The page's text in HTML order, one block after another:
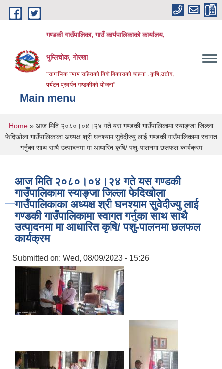
Skip to main content
गण्डकी गाउँपालिका, गाउँ कार्यपालिकाको कार्यालय,
भुम्लिचोक, गोरखा
"सामाजिक न्याय सहितको दिगो विकासको चाहना : कृषि,उद्योग,
पर्यटन प्रवर्धन गण्डकीको योजना"
Main menu
You are here
Home » आज मिति २०८०।०४।२४ गते यस गण्डकी गाउँपालिकामा स्याङ्जा जिल्ला
फेदिखोला गाउँपालिकाका अध्यक्ष श्री घनश्याम सुवेदीज्यु लाई गण्डकी गाउँपालिकामा स्वागत
गर्नुका साथ साथै उत्पादनमा मा आधारित कृषि/ पशु-पालनमा छलफल कार्यक्रम
आज मिति २०८०।०४।२४ गते यस गण्डकी
गाउँपालिकामा स्याङ्जा जिल्ला फेदिखोला
गाउँपालिकाका अध्यक्ष श्री घनश्याम सुवेदीज्यु लाई
गण्डकी गाउँपालिकामा स्वागत गर्नुका साथ साथै
उत्पादनमा मा आधारित कृषि/ पशु-पालनमा छलफल
कार्यक्रम
Submitted on: Wed, 08/09/2023 - 15:26